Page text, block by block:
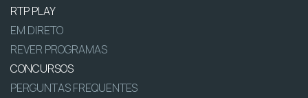
RTP PLAY
EM DIRETO
REVER PROGRAMAS
CONCURSOS
PERGUNTAS FREQUENTES